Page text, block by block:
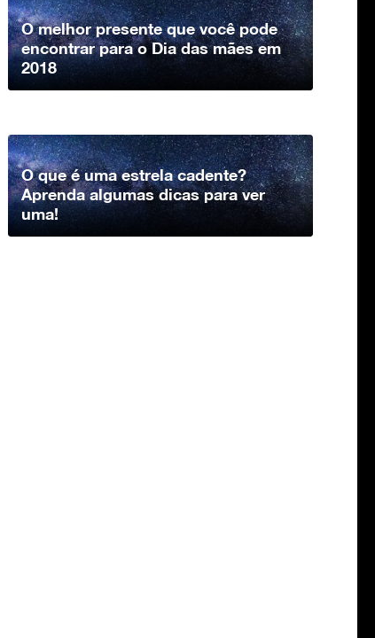
O melhor presente que você pode
encontrar para o Dia das mães em
2018
O que é uma estrela cadente?
Aprenda algumas dicas para ver
uma!